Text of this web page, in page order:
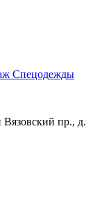
пр., д.